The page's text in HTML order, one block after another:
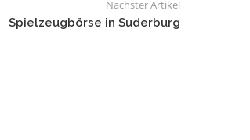
Nächster Artikel
Spielzeugbörse in Suderburg